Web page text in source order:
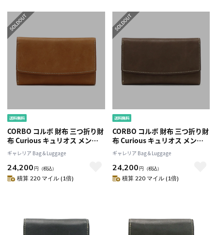
CORBO コルボ 財布 三つ折り財
布 Curious キュリオス メンズ
本革 小銭入れ付き 限定カラー
8LO-1110
ギャレリア Bag＆Luggage
24,200 円 （税込）
積算 220 マイル (1倍)
CORBO コルボ 財布 三つ折り財
布 Curious キュリオス メンズ
本革 小銭入れ付き 限定カラー
8LO-1110
ギャレリア Bag＆Luggage
24,200 円 （税込）
積算 220 マイル (1倍)